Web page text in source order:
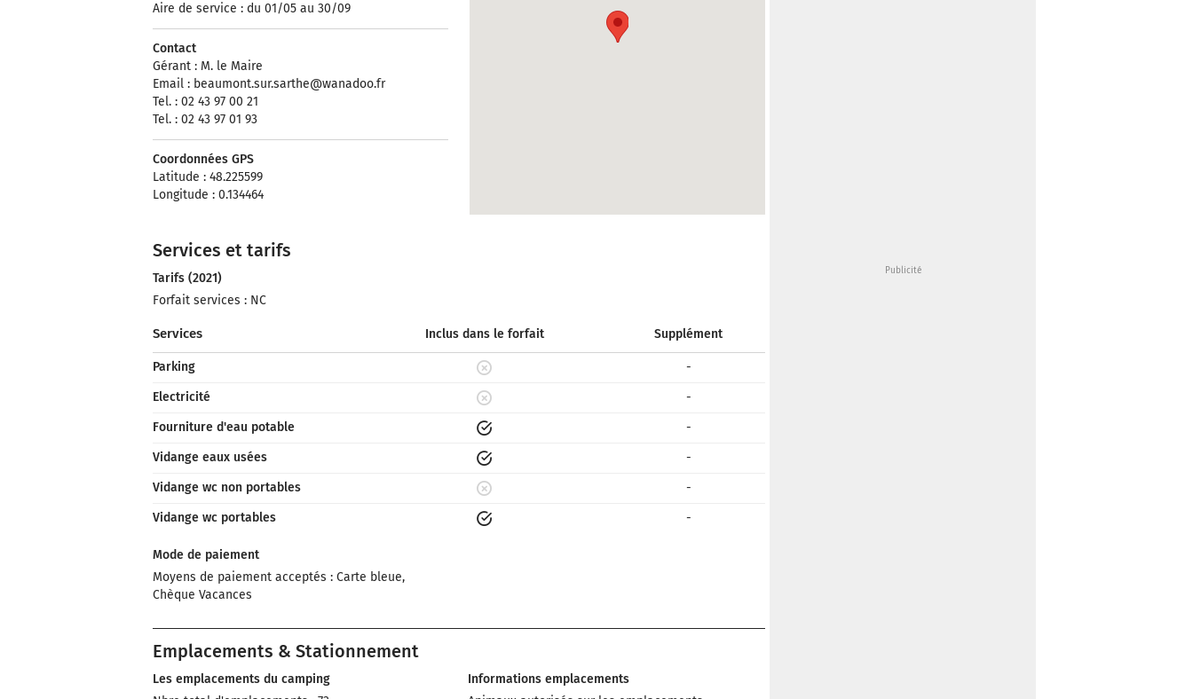
Aire de service : du 01/05 au 30/09
Contact
Gérant : M. le Maire
Email : beaumont.sur.sarthe@wanadoo.fr
Tel. : 02 43 97 00 21
Tel. : 02 43 97 01 93
Coordonnées GPS
Latitude : 48.225599
Longitude : 0.134464
Services et tarifs
Tarifs (2021)
Forfait services : NC
Services Inclus dans le forfait Supplément
Parking
-
Electricité
-
Fourniture d'eau potable
-
Vidange eaux usées
-
Vidange wc non portables
-
Vidange wc portables
-
Mode de paiement
Moyens de paiement acceptés : Carte bleue,
Chèque Vacances
Emplacements & Stationnement
Les emplacements du camping
Informations emplacements